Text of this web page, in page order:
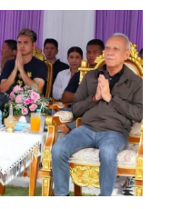
ที่เคยพูดว่า “มีเราไม่มี
ร่วมรัฐบาลหรือไม่ ว่า ตอน
งก็ยังไม่ได้มีการยืนยันใน